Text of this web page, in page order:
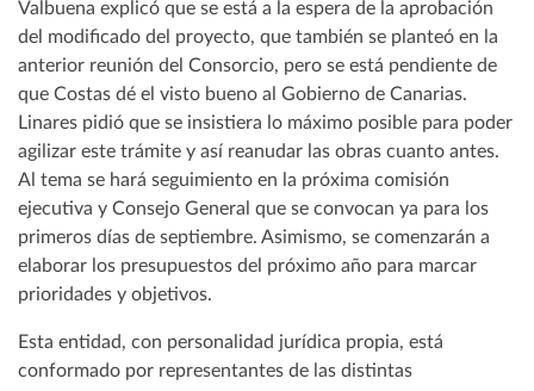
Valbuena explicó que se está a la espera de la aprobación
del modificado del proyecto, que también se planteó en la
anterior reunión del Consorcio, pero se está pendiente de
que Costas dé el visto bueno al Gobierno de Canarias.
Linares pidió que se insistiera lo máximo posible para poder
agilizar este trámite y así reanudar las obras cuanto antes.
Al tema se hará seguimiento en la próxima comisión
ejecutiva y Consejo General que se convocan ya para los
primeros días de septiembre. Asimismo, se comenzarán a
elaborar los presupuestos del próximo año para marcar
prioridades y objetivos.
Esta entidad, con personalidad jurídica propia, está
conformado por representantes de las distintas